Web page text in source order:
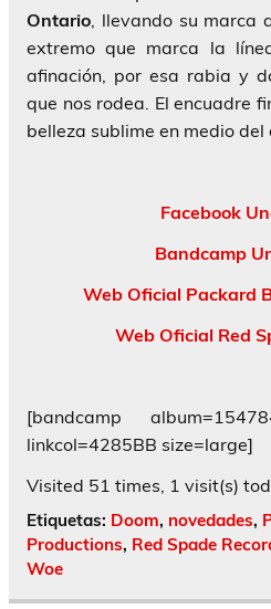
Ontario, llevando su marca
extremo que marca la
afinación, por esa rabia y
que nos rodea. El encuadre
belleza sublime en medio del
Facebook
Bandcamp
Web Oficial Packard
Web Oficial Red
[bandcamp
linkcol=4285BB size=large]
Visited 51 times, 1 visit(s)
Etiquetas: Doom, novedades,
Productions, Red Spade
Woe